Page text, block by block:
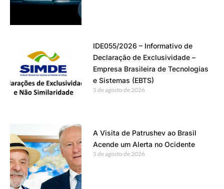
IDE055/2026 – Informativo de
Declaração de Exclusividade –
Empresa Brasileira de Tecnologias
e Sistemas (EBTS)
5 de agosto de 2026
A Visita de Patrushev ao Brasil
Acende um Alerta no Ocidente
5 de agosto de 2026